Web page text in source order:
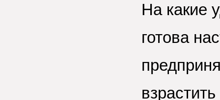
На какие
готова